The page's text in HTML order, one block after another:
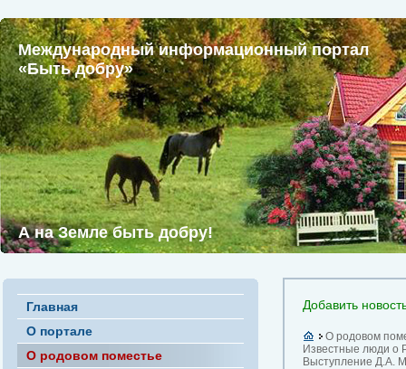
Международный информационный портал
«Быть добру»
А на Земле быть добру!
Главная
О портале
О родовом поместье
Добавить
О родовом
Известные люди о
Выступление Д.А.